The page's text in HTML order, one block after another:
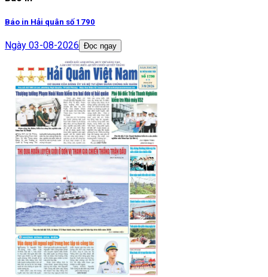
Báo in Hải quân số 1790
Ngày 03-08-2026 Đọc ngay